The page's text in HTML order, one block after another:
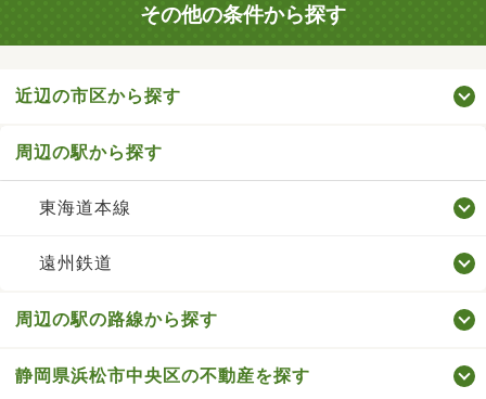
その他の条件から探す
近辺の市区から探す
周辺の駅から探す
東海道本線
遠州鉄道
周辺の駅の路線から探す
静岡県浜松市中央区の不動産を探す